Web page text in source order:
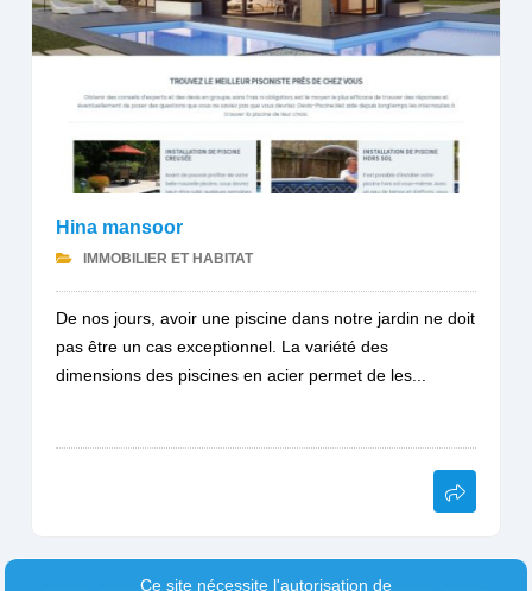
Hina mansoor
IMMOBILIER ET HABITAT
De nos jours, avoir une piscine dans notre jardin ne doit
pas être un cas exceptionnel. La variété des
dimensions des piscines en acier permet de les...
Ce site nécessite l'autorisation de